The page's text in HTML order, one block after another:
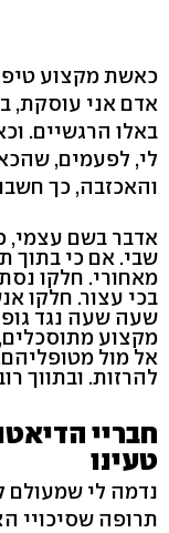
כאשת מקצוע
אדם אני עוסקת,
באלו הרגשיים.
לי, לפעמים,
והאכזבה, כך
אדבר בשם עצמי,
שבי. אם כי בתוך
מאחורי. חלקו
בכי עצור. חלקו
שעה שעה נגד
מקצוע
אל מול
להרזות. ובתווך רובץ
חבריי
טעינו
נדמה לי שמעולם
תרופה שסיכויי